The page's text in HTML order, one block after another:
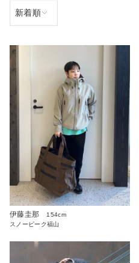
伊藤圭那
154cm
スノーピーク福山